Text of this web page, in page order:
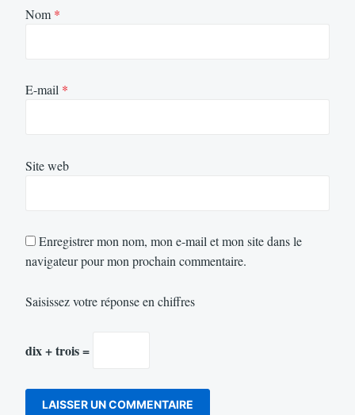
Nom *
E-mail *
Site web
Enregistrer mon nom, mon e-mail et mon site dans le
navigateur pour mon prochain commentaire.
Saisissez votre réponse en chiffres
dix + trois =